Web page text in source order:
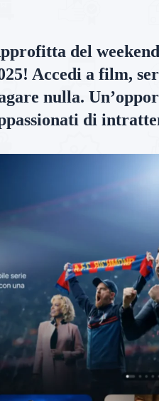
del
Accedi a film,
nulla.
di